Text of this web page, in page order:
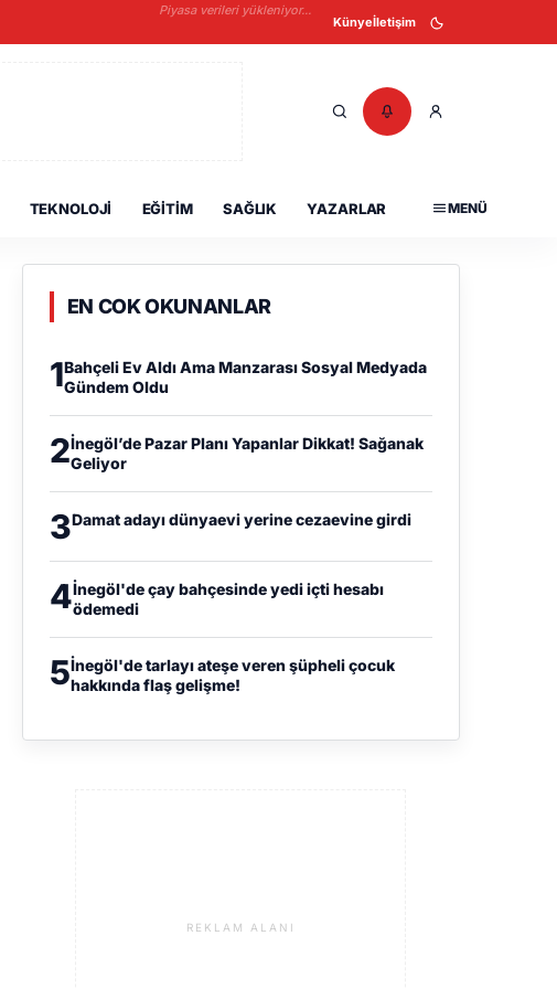
Piyasa verileri yükleniyor...
Künyeİletişim
TEKNOLOJI EĞITIM SAĞLIK YAZARLAR MENÜ
EN COK OKUNANLAR
1Bahçeli Ev Aldı Ama Manzarası Sosyal Medyada
Gündem Oldu
2İnegöl’de Pazar Planı Yapanlar Dikkat! Sağanak
Geliyor
3Damat adayı dünyaevi yerine cezaevine girdi
4İnegöl'de çay bahçesinde yedi içti hesabı
ödemedi
5İnegöl'de tarlayı ateşe veren şüpheli çocuk
hakkında flaş gelişme!
REKLAM ALANI